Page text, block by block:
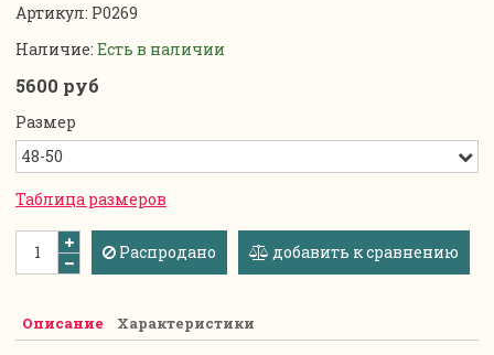
Артикул: P0269
Наличие: Есть в наличии
5600 руб
Размер
Таблица размеров
Распродано добавить к сравнению
Описание Характеристики